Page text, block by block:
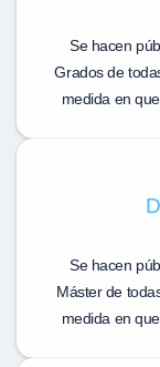
Se hacen
Grados de
medida en
Se hacen
Máster de
medida en